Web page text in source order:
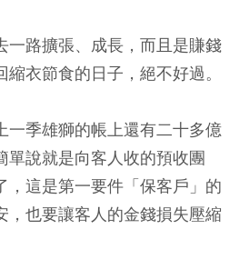
一路擴張、成長，而且是賺錢
衣節食的日子，絕不好過。
一季雄獅的帳上還有二十多億
單說就是向客人收的預收團
，這是第一要件「保客戶」的
，也要讓客人的金錢損失壓縮